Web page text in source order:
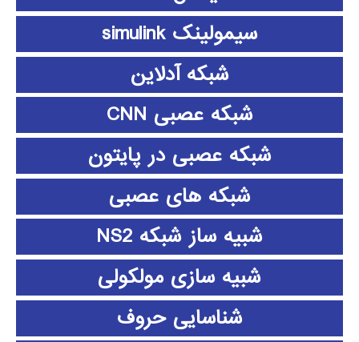
سیمولینک simulink
شبکه آدلاین
شبکه عصبی CNN
شبکه عصبی در پایتون
شبکه های عصبی
شبیه ساز شبکه NS2
شبیه سازی مولکولی
شناسایی حروف